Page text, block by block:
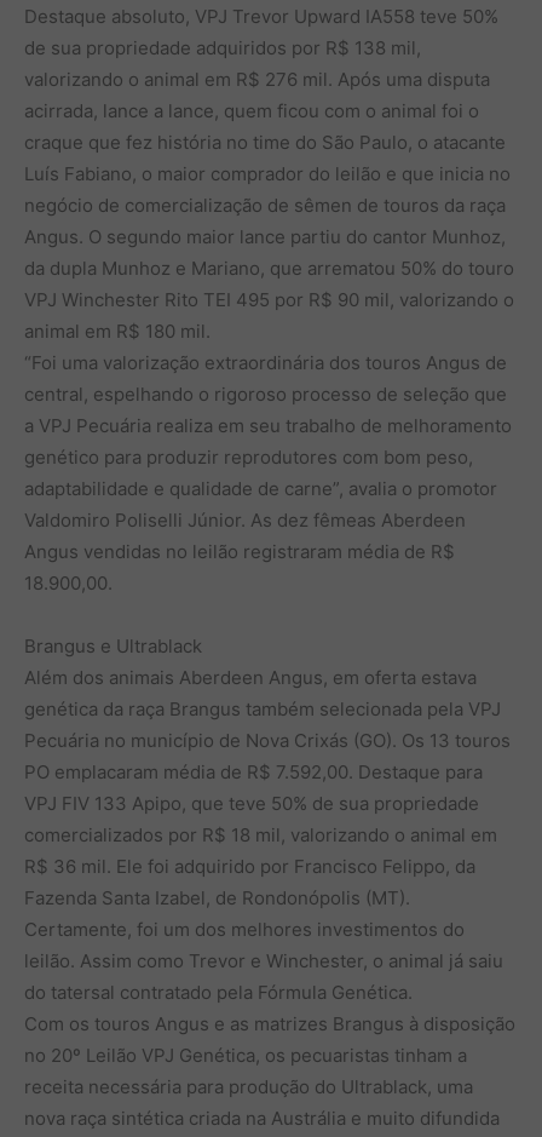
Destaque absoluto, VPJ Trevor Upward IA558 teve 50%
de sua propriedade adquiridos por R$ 138 mil,
valorizando o animal em R$ 276 mil. Após uma disputa
acirrada, lance a lance, quem ficou com o animal foi o
craque que fez história no time do São Paulo, o atacante
Luís Fabiano, o maior comprador do leilão e que inicia no
negócio de comercialização de sêmen de touros da raça
Angus. O segundo maior lance partiu do cantor Munhoz,
da dupla Munhoz e Mariano, que arrematou 50% do touro
VPJ Winchester Rito TEI 495 por R$ 90 mil, valorizando o
animal em R$ 180 mil.
“Foi uma valorização extraordinária dos touros Angus de
central, espelhando o rigoroso processo de seleção que
a VPJ Pecuária realiza em seu trabalho de melhoramento
genético para produzir reprodutores com bom peso,
adaptabilidade e qualidade de carne”, avalia o promotor
Valdomiro Poliselli Júnior. As dez fêmeas Aberdeen
Angus vendidas no leilão registraram média de R$
18.900,00.
Brangus e Ultrablack
Além dos animais Aberdeen Angus, em oferta estava
genética da raça Brangus também selecionada pela VPJ
Pecuária no município de Nova Crixás (GO). Os 13 touros
PO emplacaram média de R$ 7.592,00. Destaque para
VPJ FIV 133 Apipo, que teve 50% de sua propriedade
comercializados por R$ 18 mil, valorizando o animal em
R$ 36 mil. Ele foi adquirido por Francisco Felippo, da
Fazenda Santa Izabel, de Rondonópolis (MT).
Certamente, foi um dos melhores investimentos do
leilão. Assim como Trevor e Winchester, o animal já saiu
do tatersal contratado pela Fórmula Genética.
Com os touros Angus e as matrizes Brangus à disposição
no 20º Leilão VPJ Genética, os pecuaristas tinham a
receita necessária para produção do Ultrablack, uma
nova raça sintética criada na Austrália e muito difundida